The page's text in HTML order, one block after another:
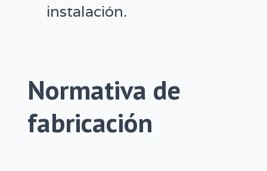
instalación.
Normativa de
fabricación